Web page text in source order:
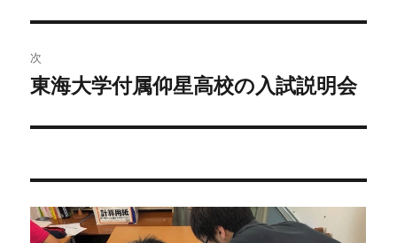
ビ
ゲ
ー
ン
投
稿:
次
次
投
東海大学付属仰星高校の入試説明会